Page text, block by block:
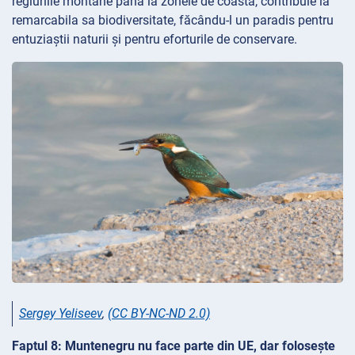
remarcabila sa biodiversitate, făcându-l un paradis pentru
entuziaștii naturii și pentru eforturile de conservare.
Sergey Yeliseev, (CC BY-NC-ND 2.0)
Faptul 8: Muntenegru nu face parte din UE, dar folosește